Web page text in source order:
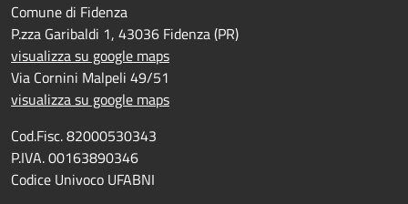
Comune di Fidenza
P.zza Garibaldi 1, 43036 Fidenza (PR)
visualizza su google maps
Via Cornini Malpeli 49/51
visualizza su google maps
Cod.Fisc. 82000530343
P.IVA. 00163890346
Codice Univoco UFABNI